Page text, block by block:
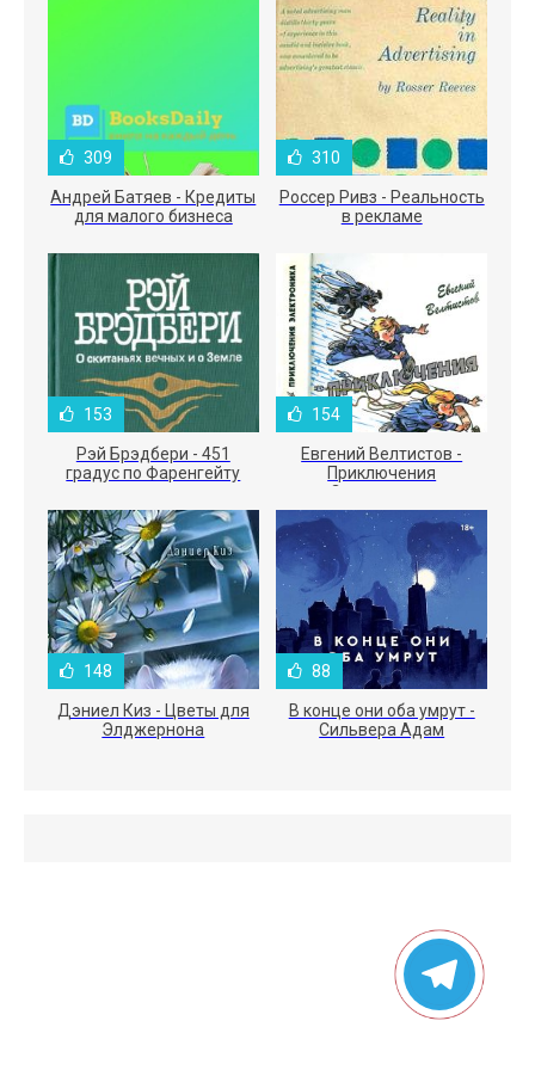
309
Андрей Батяев - Кредиты
для малого бизнеса
310
Россер Ривз - Реальность
в рекламе
153
Рэй Брэдбери - 451
градус по Фаренгейту
154
Евгений Велтистов -
Приключения
Электроника
148
Дэниел Киз - Цветы для
Элджернона
88
В конце они оба умрут -
Сильвера Адам